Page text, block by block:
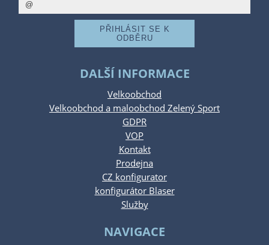
DALŠÍ INFORMACE
Velkoobchod
Velkoobchod a maloobchod Zelený Sport
GDPR
VOP
Kontakt
Prodejna
CZ konfigurator
konfigurátor Blaser
Služby
NAVIGACE